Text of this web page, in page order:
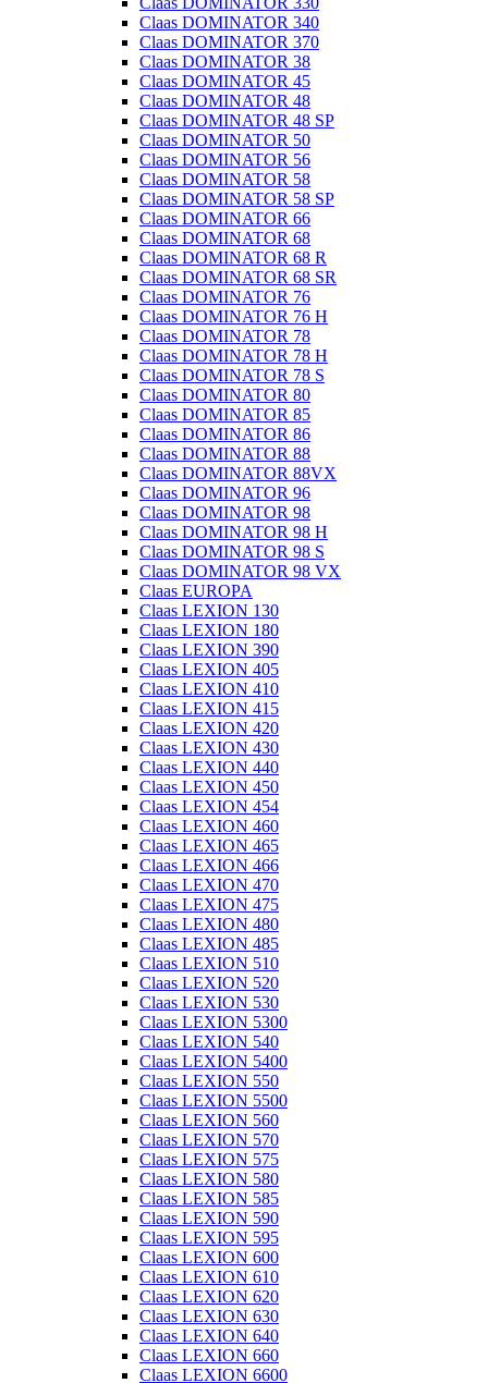
Claas DOMINATOR 340
Claas DOMINATOR 370
Claas DOMINATOR 38
Claas DOMINATOR 45
Claas DOMINATOR 48
Claas DOMINATOR 48 SP
Claas DOMINATOR 50
Claas DOMINATOR 56
Claas DOMINATOR 58
Claas DOMINATOR 58 SP
Claas DOMINATOR 66
Claas DOMINATOR 68
Claas DOMINATOR 68 R
Claas DOMINATOR 68 SR
Claas DOMINATOR 76
Claas DOMINATOR 76 H
Claas DOMINATOR 78
Claas DOMINATOR 78 H
Claas DOMINATOR 78 S
Claas DOMINATOR 80
Claas DOMINATOR 85
Claas DOMINATOR 86
Claas DOMINATOR 88
Claas DOMINATOR 88VX
Claas DOMINATOR 96
Claas DOMINATOR 98
Claas DOMINATOR 98 H
Claas DOMINATOR 98 S
Claas DOMINATOR 98 VX
Claas EUROPA
Claas LEXION 130
Claas LEXION 180
Claas LEXION 390
Claas LEXION 405
Claas LEXION 410
Claas LEXION 415
Claas LEXION 420
Claas LEXION 430
Claas LEXION 440
Claas LEXION 450
Claas LEXION 454
Claas LEXION 460
Claas LEXION 465
Claas LEXION 466
Claas LEXION 470
Claas LEXION 475
Claas LEXION 480
Claas LEXION 485
Claas LEXION 510
Claas LEXION 520
Claas LEXION 530
Claas LEXION 5300
Claas LEXION 540
Claas LEXION 5400
Claas LEXION 550
Claas LEXION 5500
Claas LEXION 560
Claas LEXION 570
Claas LEXION 575
Claas LEXION 580
Claas LEXION 585
Claas LEXION 590
Claas LEXION 595
Claas LEXION 600
Claas LEXION 610
Claas LEXION 620
Claas LEXION 630
Claas LEXION 640
Claas LEXION 660
Claas LEXION 6600